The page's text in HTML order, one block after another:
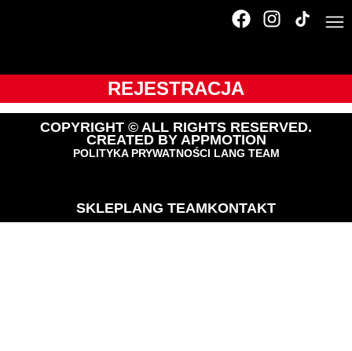
REJESTRACJA
COPYRIGHT © ALL RIGHTS RESERVED.
CREATED BY APPMOTION
POLITYKA PRYWATNOŚCI LANG TEAM
SKLEPLANG TEAMKONTAKT